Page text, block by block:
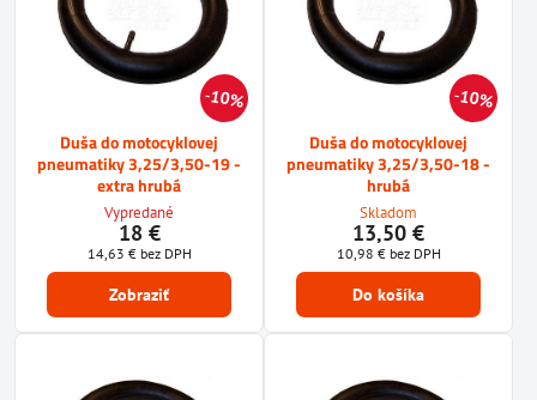
10%
Duša do motocyklovej
pneumatiky 3,25/3,50-19 -
extra hrubá
Vypredané
18 €
14,63 € bez DPH
Zobraziť
10%
Duša do motocyklovej
pneumatiky 3,25/3,50-18 -
hrubá
Skladom
13,50 €
10,98 € bez DPH
Do košíka